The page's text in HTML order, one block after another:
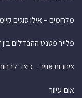
מלחמים – אילו סוגים
פלייר פטנט ההבדלים
צינורות אוויר – כיצד
אום עיוור